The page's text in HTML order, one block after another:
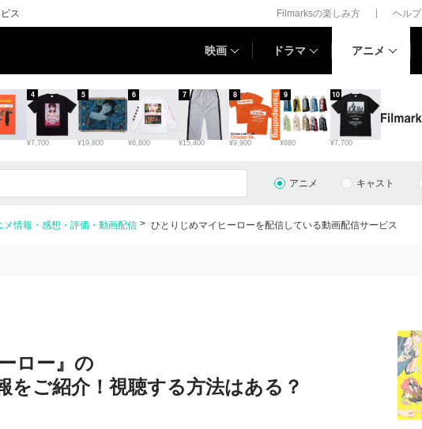
ス Filmarksの楽しみ方 ヘルプ
映画 ドラマ アニメ
¥7,700
4
¥19,800
5
¥8,800
6
¥15,400
7
¥9,900
8
¥880
9
¥7,700
10
アニメ キャスト
情報・感想・評価・動画配信 ひとりじめマイヒーローを配信している動画配信サービス
ロー』の
をご紹介！視聴する方法はある？